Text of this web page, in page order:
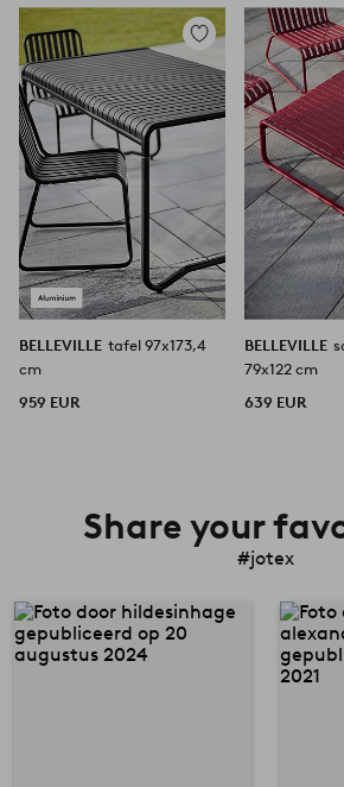
Toevoegen
aan
favorieten
BELLEVILLE tafel 97x173,4
cm
959 EUR
BELLEVILLE
79x122 cm
639 EUR
Share your
#jotex